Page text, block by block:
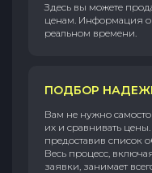
Здесь вы можете
ценам. Информация о
реальном времени.
ПОДБОР
Вам не нужно
их и сравнивать
предоставив список
Весь процесс,
заявки, занимает